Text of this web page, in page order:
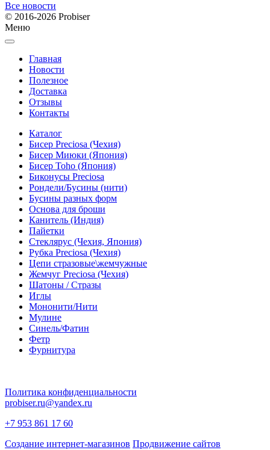
Все новости
© 2016-2026 Probiser
Меню
Главная
Новости
Полезное
Доставка
Отзывы
Контакты
Каталог
Бисер Preciosa (Чехия)
Бисер Миюки (Япония)
Бисер Toho (Япония)
Биконусы Preciosa
Рондели/Бусины (нити)
Бусины разных форм
Основа для броши
Канитель (Индия)
Пайетки
Стеклярус (Чехия, Япония)
Рубка Preciosa (Чехия)
Цепи стразовые\жемчужные
Жемчуг Preciosa (Чехия)
Шатоны / Стразы
Иглы
Мононити/Нити
Мулине
Синель/Фатин
Фетр
Фурнитура
Политика конфиденциальности
probiser.ru@yandex.ru
+7 953 861 17 60
Создание интернет-магазинов Продвижение сайтов